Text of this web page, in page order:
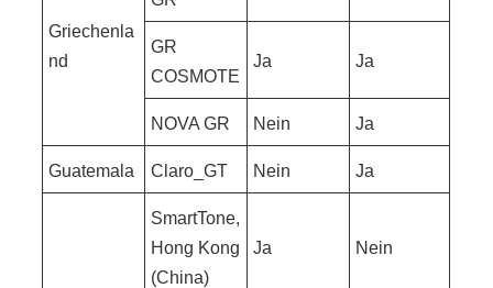
Griechenla
nd
GR
COSMOTE
Ja Ja
NOVA GR Nein Ja
Guatemala Claro_GT Nein Ja
SmartTone,
Hong Kong
(China)
Ja Nein